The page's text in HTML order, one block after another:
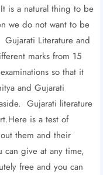
is a natural thing to be
we do not want to be
Literature and
marks from 15
so that it
and Gujarati
Gujarati literature
is a test of
them and their
can give at any time,
free and you can